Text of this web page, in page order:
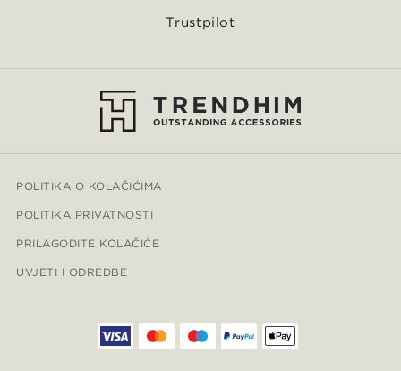
Trustpilot
POLITIKA O KOLAČIĆIMA
POLITIKA PRIVATNOSTI
PRILAGODITE KOLAČIĆE
UVJETI I ODREDBE